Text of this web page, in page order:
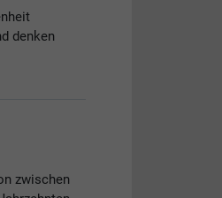
denken
zwischen